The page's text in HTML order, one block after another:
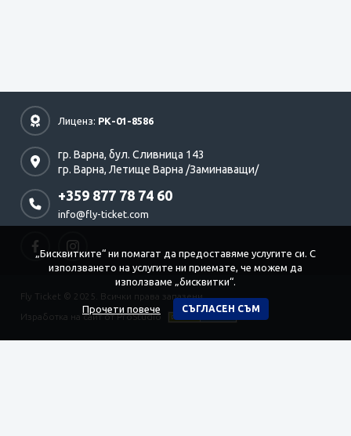
Лиценз: РК-01-8586
гр. Варна, бул. Сливница 143
гр. Варна, Летище Варна /Заминаващи/
+359 877 78 74 60
info@fly-ticket.com
Fly Ticket © 2025. Всички права запазени
Изработка на сайт от ProStudio
„Бисквитките“ ни помагат да предоставяме услугите си. С
използването на услугите ни приемате, че можем да
използваме „бисквитки“.
Прочети повече СЪГЛАСЕН СЪМ